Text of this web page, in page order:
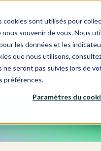
sont utilisés pour
souvenir de vous. Nous
les données et les
que nous utilisons,
seront pas suivies lors de
préférences.
Paramètres du
RMS